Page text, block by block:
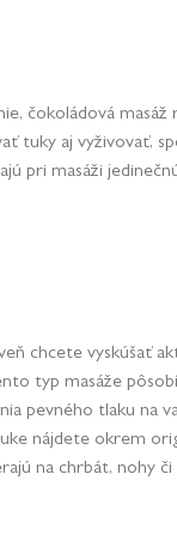
čokoládová
tuky aj vyživovať,
pri masáži
chcete vyskúšať
typ masáže
pevného tlaku na
nájdete okrem
na chrbát, nohy